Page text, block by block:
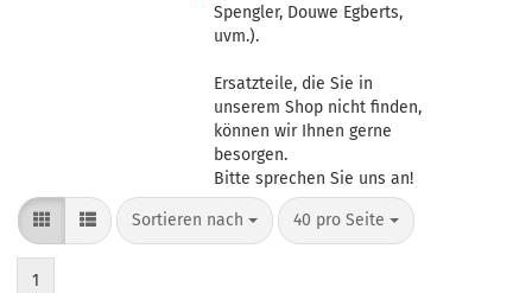
Spengler, Douwe Egberts,
uvm.).
Ersatzteile, die Sie in
unserem Shop nicht finden,
können wir Ihnen gerne
besorgen.
Bitte sprechen Sie uns an!
Sortieren nach 40 pro Seite
1